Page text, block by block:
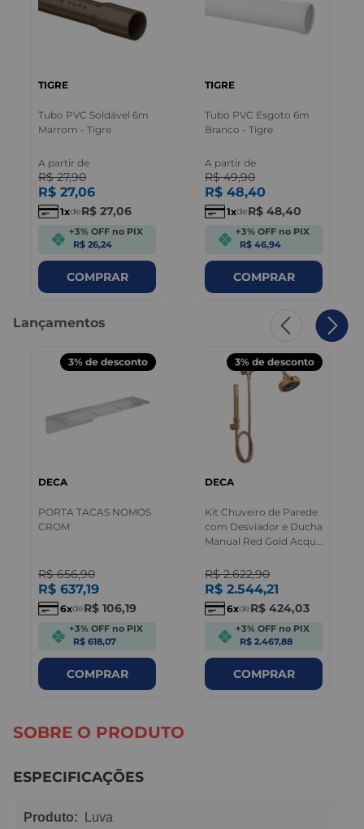
TIGRE
Tubo PVC Soldável 6m
Marrom - Tigre
A partir de
R$ 27,90
R$ 27,06
1 deR$ 27,06
+3% OFF no PIX
R$ 26,24
COMPRAR
TIGRE
Tubo PVC Esgoto 6m
Branco - Tigre
A partir de
R$ 49,90
R$ 48,40
1 deR$ 48,40
+3% OFF no PIX
R$ 46,94
COMPRAR
Lançamentos
3% de desconto
DECA
PORTA TACAS NOMOS
CROM
R$ 656,90
R$ 637,19
6 deR$ 106,19
+3% OFF no PIX
R$ 618,07
COMPRAR
3% de desconto
DECA
Kit Chuveiro de Parede
com Desviador e Ducha
Manual Red Gold Acqua
R$ 2.622,90
R$ 2.544,21
6 deR$ 424,03
+3% OFF no PIX
R$ 2.467,88
COMPRAR
SOBRE O PRODUTO
ESPECIFICAÇÕES
Produto: Luva